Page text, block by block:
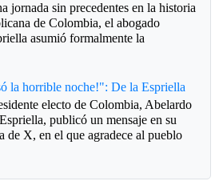
jornada sin precedentes en la historia
de Colombia, el abogado
asumió formalmente la
la horrible noche!": De la Espriella
electo de Colombia, Abelardo
publicó un mensaje en su
de X, en el que agradece al pueblo